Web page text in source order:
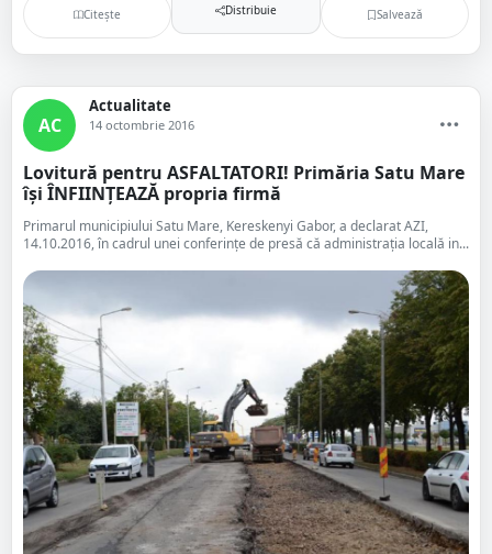
Citește Distribuie Salvează
AC
Actualitate
14 octombrie 2016
Lovitură pentru ASFALTATORI! Primăria Satu Mare
își ÎNFIINȚEAZĂ propria firmă
Primarul municipiului Satu Mare, Kereskenyi Gabor, a declarat AZI,
14.10.2016, în cadrul unei conferințe de presă că administrația locală in...